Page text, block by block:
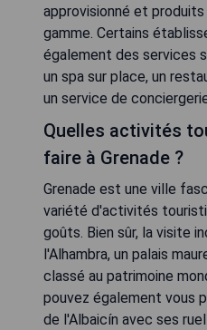
approvisionné et
gamme. Certains
également des services
un spa sur place, un
un service de
Quelles activités
faire à Grenade ?
Grenade est une ville
variété d'activités
goûts. Bien sûr, la visite
l'Alhambra, un palais
classé au patrimoine
pouvez également vous
de l'Albaicín avec ses